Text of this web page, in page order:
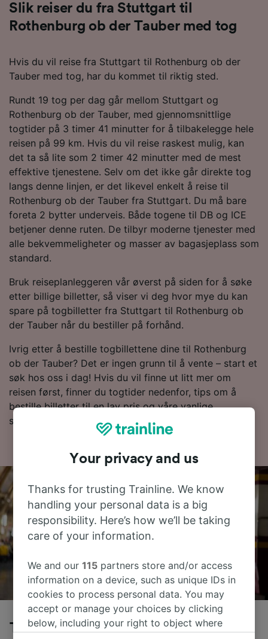
Slik reiser du fra Stuttgart til
Rothenburg ob der Tauber med tog
Hvis du vil reise fra Stuttgart til Rothenburg ob der
Tauber med tog, har du kommet til riktig sted.
Rundt 19 tog per dag går mellom Stuttgart og
Rothenburg ob der Tauber, med gjennomsnittlige
togtider på 3 timer 41 minutter for å tilbakelegge hele
reisen på 99 km. Hvis du vil reise raskest mulig, kan
det ta så lite som 2 timer 42 minutter med de mest
effektive tjenestene. Selv om det ikke går direkte tog
langs denne linjen, er det likevel enkelt å reise til
Rothenburg ob der Tauber fra Stuttgart. Du må bare
foreta 2 bytter underveis. Både togene til DB og ICE
betjener denne ruten. De tilbyr moderne tjenester med
alle bekvemmeligheter og masser av bagasjeplass som
standard.
Bruk reiseplanleggeren vår øverst på siden for å søke
etter billige billetter, så viser vi deg hvor mye du kan
spare på togbilletter fra Stuttgart til Rothenburg ob
der Tauber når du bestiller på forhånd.
Ivrig etter å bestille togbillettene dine til Rothenburg
ob der Tauber? Det er ingen grunn til å vente – start et
søk hos oss i dag! Hvis du vil finne ut litt mer om
reisen først, finner du togtider nedenfor, tips om å
bestille billetter til en lav pris og våre vanlige
spørsmål, inkludert dagens første og siste tog.
Tog fra Stuttgart til Rothenburg ob
Your privacy and us
Thanks for trusting Trainline. We know
handling your personal data is a big
responsibility. Here’s how we’ll be taking
care of your information.
We and our115 partners store and/or access
information on a device, such as unique IDs in
cookies to process personal data. You may
accept or manage your choices by clicking
below, including your right to object where